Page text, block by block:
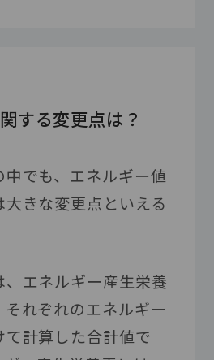
する変更点は？
でも、エネルギー値
きな変更点といえる
エネルギー産生栄養
れぞれのエネルギー
計算した合計値で